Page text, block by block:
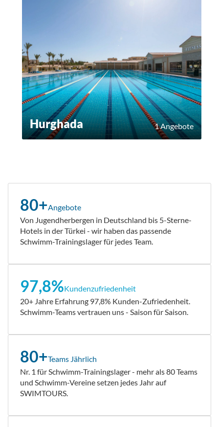
Hurghada 1 Angebote
80+Angebote
Von Jugendherbergen in Deutschland bis 5-Sterne-
Hotels in der Türkei - wir haben das passende
Schwimm-Trainingslager für jedes Team.
97,8%Kundenzufriedenheit
20+ Jahre Erfahrung 97,8% Kunden-Zufriedenheit.
Schwimm-Teams vertrauen uns - Saison für Saison.
80+Teams Jährlich
Nr. 1 für Schwimm-Trainingslager - mehr als 80 Teams
und Schwimm-Vereine setzen jedes Jahr auf
SWIMTOURS.